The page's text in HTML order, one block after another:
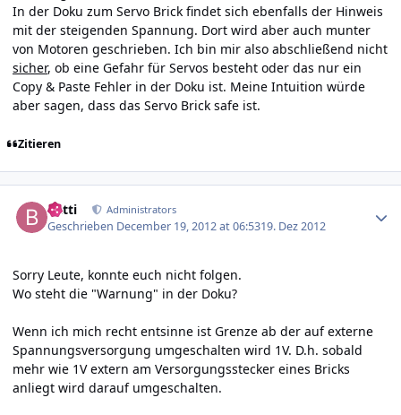
In der Doku zum Servo Brick findet sich ebenfalls der Hinweis
mit der steigenden Spannung. Dort wird aber auch munter
von Motoren geschrieben. Ich bin mir also abschließend nicht
sicher, ob eine Gefahr für Servos besteht oder das nur ein
Copy & Paste Fehler in der Doku ist. Meine Intuition würde
aber sagen, dass das Servo Brick safe ist.
Zitieren
batti Administrators
Geschrieben December 19, 2012 at 06:5319. Dez 2012
Sorry Leute, konnte euch nicht folgen.
Wo steht die "Warnung" in der Doku?
Wenn ich mich recht entsinne ist Grenze ab der auf externe
Spannungsversorgung umgeschalten wird 1V. D.h. sobald
mehr wie 1V extern am Versorgungsstecker eines Bricks
anliegt wird darauf umgeschalten.